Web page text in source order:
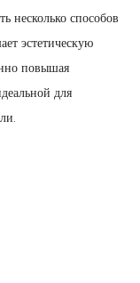
несколько способов
эстетическую
повышая
для